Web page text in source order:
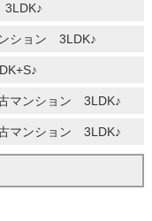
ション 3LDK♪
マンション 3LDK♪
マンション 3LDK♪